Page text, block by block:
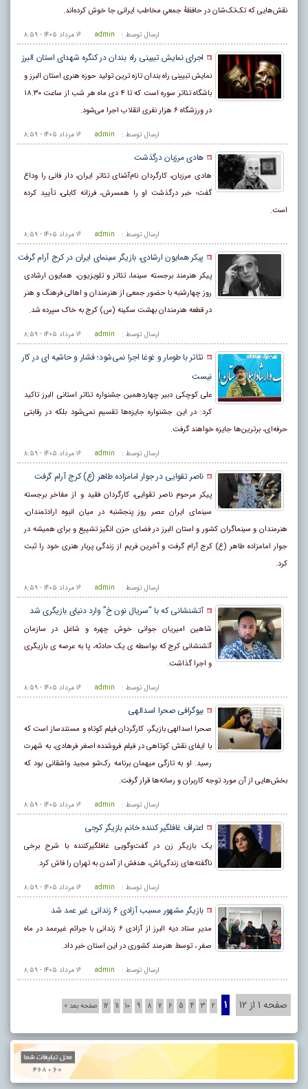
نقش‌هایی که تک‌تک‌شان در حافظهٔ جمعیِ مخاطب ایرانی جا خوش کرده‌اند.
۱۶ مرداد ۱۴۰۵ - ۸:۵۹ ارسال توسط : admin
اجرای نمایش تبیینی راه بندان در کنگره شهدای استان البرز
نمایش تبیینی راه بندان تازه ترین تولید حوزه هنری استان البرز و
باشگاه تئاتر سوره است که تا ۴ دی ماه هر شب از ساعت ۱۸.۳۰
در ورزشگاه ۶ هزار نفری انقلاب اجرا می‌شود.
۱۶ مرداد ۱۴۰۵ - ۸:۵۹ ارسال توسط : admin
هادی مرزبان درگذشت
هادی مرزبان، کارگردان نام‌آشنای تئاتر ایران، دار فانی را وداع
گفت؛ خبر درگذشت او را همسرش، فرزانه کابلی، تأیید کرده
است.
۱۶ مرداد ۱۴۰۵ - ۸:۵۹ ارسال توسط : admin
پیکر همایون ارشادی، بازیگر سینمای ایران در کرج آرام گرفت
پیکر هنرمند برجسته سینما، تئاتر و تلویزیون، همایون ارشادی
روز چهارشنبه با حضور جمعی از هنرمندان و اهالی فرهنگ و هنر
در قطعه هنرمندان بهشت سکینه (س) کرج به خاک سپرده شد.
۱۶ مرداد ۱۴۰۵ - ۸:۵۹ ارسال توسط : admin
تئاتر با طومار و غوغا اجرا نمی‌شود؛ فشار و حاشیه ای در کار
نیست
علی کوچکی دبیر چهاردهمین جشنواره تئاتر استانی البرز تاکید
کرد: در این جشنواره جایزه‌ها تقسیم نمی‌شود بلکه در رقابتی
حرفه‌ای، برترین‌ها جایزه خواهند گرفت.
۱۶ مرداد ۱۴۰۵ - ۸:۵۹ ارسال توسط : admin
ناصر تقوایی در جوار امامزاده طاهر (ع) کرج آرام گرفت
پیکر مرحوم ناصر تقوایی، کارگردان فقید و از مفاخر برجسته
سینمای ایران عصر روز پنجشنبه در میان انبوه ارادتمندان،
هنرمندان و سینماگران کشور و استان البرز در فضای حزن انگیز تشییع و برای همیشه در
جوار امامزاده طاهر (ع) کرج آرام گرفت و آخرین فریم از زندگی پربار هنری خود را ثبت
کرد.
۱۶ مرداد ۱۴۰۵ - ۸:۵۹ ارسال توسط : admin
آتشنشانی که با “سریال نون خ” وارد دنیای بازیگری شد
شاهین امیریان جوانی خوش چهره و شاغل در سازمان
آتشنشانی کرج که بواسطه ی یک حادثه، پا به عرصه ی بازیگری
و اجرا گذاشت.
۱۶ مرداد ۱۴۰۵ - ۸:۵۹ ارسال توسط : admin
بیوگرافی صحرا اسدالهی
صحرا اسدالهی بازیگر، کارگردان فیلم کوتاه و مستندساز است که
با ایفای نقش کوتاهی در فیلم فروشنده اصغر فرهادی، به شهرت
رسید. او به تازگی میهمان برنامه رک‌شو مجید واشقانی بود که
بخش‌هایی از آن مورد توجه کاربران و رسانه‌ها قرار گرفت.
۱۶ مرداد ۱۴۰۵ - ۸:۵۹ ارسال توسط : admin
اعتراف غافلگیر کننده خانم بازیگر کرجی
یک بازیگر زن در گفت‌وگویی غافلگیرکننده با شرح برخی
ناگفته‌های زندگی‌اش، هدفش از آمدن به تهران را فاش کرد.
۱۶ مرداد ۱۴۰۵ - ۸:۵۹ ارسال توسط : admin
بازیگر مشهور مسبب آزادی ۶ زندانی غیر عمد شد
مدیر ستاد دیه البرز از آزادی ۶ زندانی با جرائم غیرعمد در ماه
صفر ، توسط هنرمند کشوری در این استان خبر داد.
۱۶ مرداد ۱۴۰۵ - ۸:۵۹ ارسال توسط : admin
صفحه 1 از 12 1
2
3
4
5
6
7
8
9
10
11
12 صفحه بعد »